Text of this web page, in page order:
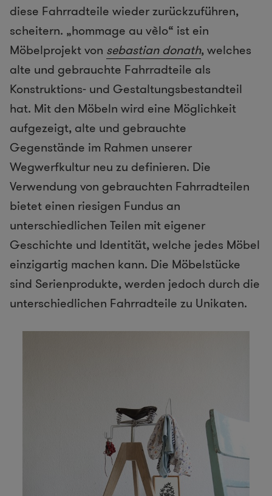
diese Fahrradteile wieder zurückzuführen,
scheitern. „hommage au vèlo“ ist ein
Möbelprojekt von sebastian donath, welches
alte und gebrauchte Fahrradteile als
Konstruktions- und Gestaltungsbestandteil
hat. Mit den Möbeln wird eine Möglichkeit
aufgezeigt, alte und gebrauchte
Gegenstände im Rahmen unserer
Wegwerfkultur neu zu definieren. Die
Verwendung von gebrauchten Fahrradteilen
bietet einen riesigen Fundus an
unterschiedlichen Teilen mit eigener
Geschichte und Identität, welche jedes Möbel
einzigartig machen kann. Die Möbelstücke
sind Serienprodukte, werden jedoch durch die
unterschiedlichen Fahrradteile zu Unikaten.